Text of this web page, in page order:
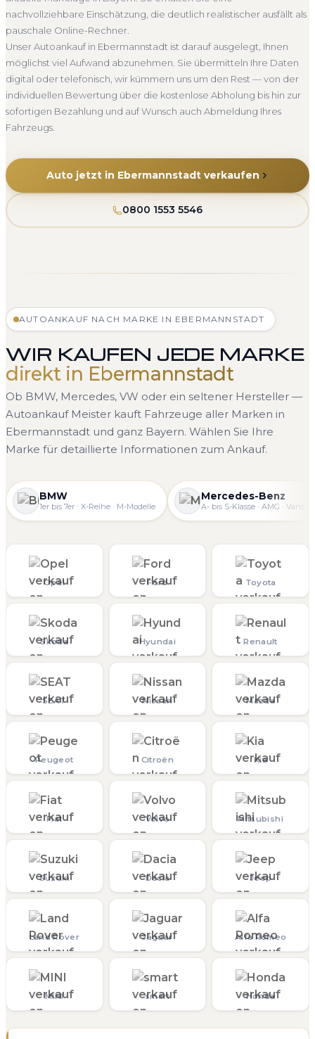
Seit 2010 4.800+ Ankäufe Komplettservice
nachvollziehbare Einschätzung, die deutlich realistischer ausfällt als
pauschale Online-Rechner.
Unser Autoankauf in Ebermannstadt ist darauf ausgelegt, Ihnen
möglichst viel Aufwand abzunehmen. Sie übermitteln Ihre Daten
digital oder telefonisch, wir kümmern uns um den Rest — von der
individuellen Bewertung über die kostenlose Abholung bis hin zur
sofortigen Bezahlung und auf Wunsch auch Abmeldung Ihres
Fahrzeugs.
Auto jetzt in Ebermannstadt verkaufen
0800 1553 5546
AUTOANKAUF NACH MARKE IN EBERMANNSTADT
WIR KAUFEN JEDE MARKE
direkt in Ebermannstadt
Ob BMW, Mercedes, VW oder ein seltener Hersteller —
Autoankauf Meister kauft Fahrzeuge aller Marken in
Ebermannstadt und ganz Bayern. Wählen Sie Ihre
Marke für detaillierte Informationen zum Ankauf.
BMW
1er bis 7er · X-Reihe · M-Modelle
Mercedes-Benz
A- bis S-Klasse · AMG · Vans
Opel Ford Toyota
Skoda Hyundai Renault
SEAT Nissan Mazda
Peugeot Citroën Kia
Fiat Volvo Mitsubishi
Suzuki Dacia Jeep
Land Rover Jaguar Alfa Romeo
MINI smart Honda